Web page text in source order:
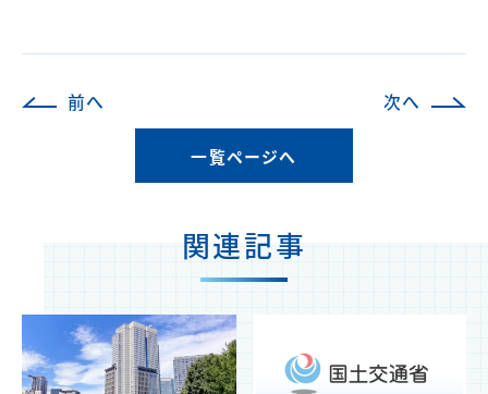
前へ 次へ
一覧ページへ
関連記事